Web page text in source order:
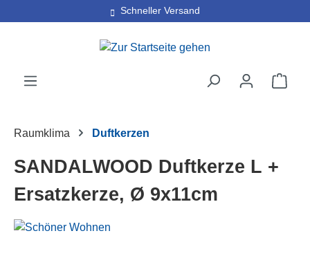
Zum Hauptinhalt springenSchneller Versand
Raumklima Duftkerzen
SANDALWOOD Duftkerze L +
Ersatzkerze, Ø 9x11cm